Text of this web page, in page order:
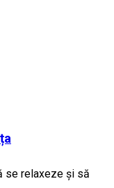
se relaxeze și să